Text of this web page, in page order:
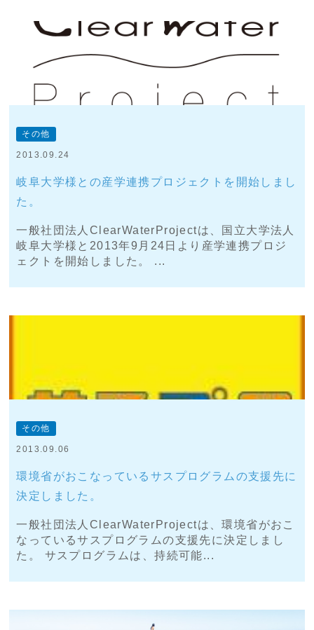
その他
2013.09.24
岐阜大学様との産学連携プロジェクトを開始しまし
た。
一般社団法人ClearWaterProjectは、国立大学法人
岐阜大学様と2013年9月24日より産学連携プロジ
ェクトを開始しました。 ...
その他
2013.09.06
環境省がおこなっているサスプログラムの支援先に
決定しました。
一般社団法人ClearWaterProjectは、環境省がおこ
なっているサスプログラムの支援先に決定しまし
た。 サスプログラムは、持続可能...